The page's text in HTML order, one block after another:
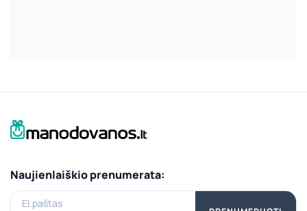
Naujienlaiškio prenumerata:
El.paštas